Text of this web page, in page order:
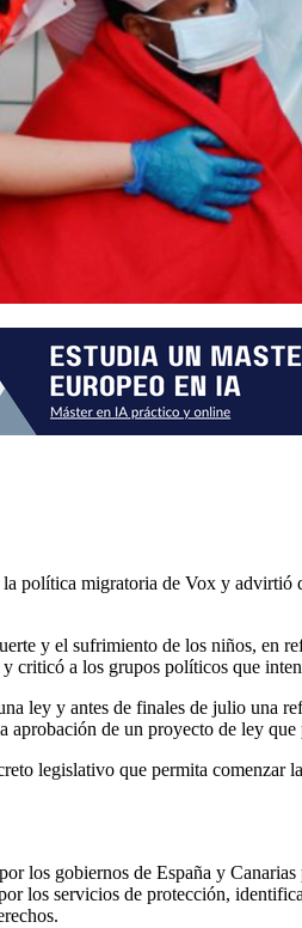
política migratoria de Vox y
y el sufrimiento de los niños, en
criticó a los grupos políticos que
ley y antes de finales de julio una
de un proyecto de ley
legislativo que permita
los gobiernos de España y
los servicios de protección,